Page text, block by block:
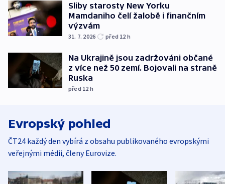
Sliby starosty New Yorku
Mamdaniho čelí žalobě i finančním
výzvám
31. 7. 2026 před 12 h
Na Ukrajině jsou zadržováni občané
z více než 50 zemí. Bojovali na straně
Ruska
před 12 h
Evropský pohled
ČT24 každý den vybírá z obsahu publikovaného evropskými
veřejnými médii, členy Eurovize.